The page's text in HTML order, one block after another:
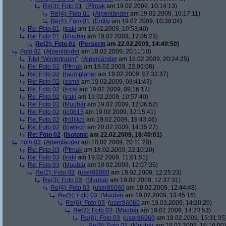
Re(3): Foto 01 (Pfrnak am 19.02.2009, 10:14:13)
Re(4): Foto 01 (Alpenländer am 19.02.2009, 10:17:11)
Re(4): Foto 01 (Entity am 19.02.2009, 10:38:04)
Re: Foto 01 (iraki am 19.02.2009, 10:53:40)
Re: Foto 01 (Muubär am 19.02.2009, 12:06:23)
Re(2): Foto 01 (Perserin am 22.02.2009, 14:49:50)
Foto 02 (Alpenländer am 18.02.2009, 20:11:10)
Titel "Wintertraum" (Alpenländer am 18.02.2009, 20:24:25)
Re: Foto 02 (Pfrnak am 18.02.2009, 22:06:08)
Re: Foto 02 (raumplaner am 19.02.2009, 07:32:37)
Re: Foto 02 (asmd am 19.02.2009, 08:41:43)
Re: Foto 02 (incal am 19.02.2009, 09:16:17)
Re: Foto 02 (iraki am 19.02.2009, 10:57:40)
Re: Foto 02 (Muubär am 19.02.2009, 12:06:52)
Re: Foto 02 (jo0815 am 19.02.2009, 12:15:41)
Re: Foto 02 (fröhlich am 19.02.2009, 19:43:46)
Re: Foto 02 ( lowtech am 20.02.2009, 14:35:27)
Re: Foto 02 (isotonic am 22.02.2009, 18:40:01)
Foto 03 (Alpenländer am 18.02.2009, 20:11:28)
Re: Foto 03 (Pfrnak am 18.02.2009, 22:10:20)
Re: Foto 03 (iraki am 19.02.2009, 11:01:51)
Re: Foto 03 (Muubär am 19.02.2009, 12:07:35)
Re(2): Foto 03 (user86060 am 19.02.2009, 12:25:23)
Re(3): Foto 03 (Muubär am 19.02.2009, 12:37:31)
Re(4): Foto 03 (user86060 am 19.02.2009, 12:44:48)
Re(5): Foto 03 (Muubär am 19.02.2009, 13:45:16)
Re(6): Foto 03 (user86060 am 19.02.2009, 14:20:20)
Re(7): Foto 03 (Muubär am 19.02.2009, 14:23:53)
Re(8): Foto 03 (user86060 am 19.02.2009,